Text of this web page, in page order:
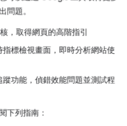
問題。
，取得網頁的高階指引
指標檢視畫面，即時分析網站使
功能，偵錯效能問題並測試程
下列指南：